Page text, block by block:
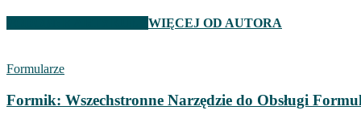
WIĘCEJ OD AUTORA
Formularze
Formik: Wszechstronne Narzędzie do Obsługi